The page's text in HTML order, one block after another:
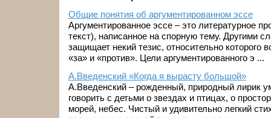
Общие понятия об аргументированном эссе
Аргументированное эссе – это литературное
текст), написанное на спорную тему. Другими
защищает некий тезис, относительно которого
«за» и «против». Цели аргументированного э ...
А.Введенский «Когда я вырасту большой»
А.Введенский – рожденный, природный лирик
говорить с детьми о звездах и птицах, о
морей, небес. Чистый и удивительно легкий